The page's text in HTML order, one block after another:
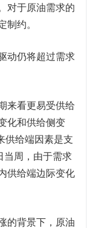
对于原油需求的
制约。
动仍将超过需求
来看更易受供给
化和供给侧变
供给端因素是支
当周，由于需求
供给端边际变化
背景下，原油